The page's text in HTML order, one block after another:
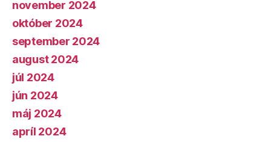
november 2024
október 2024
september 2024
august 2024
júl 2024
jún 2024
máj 2024
apríl 2024